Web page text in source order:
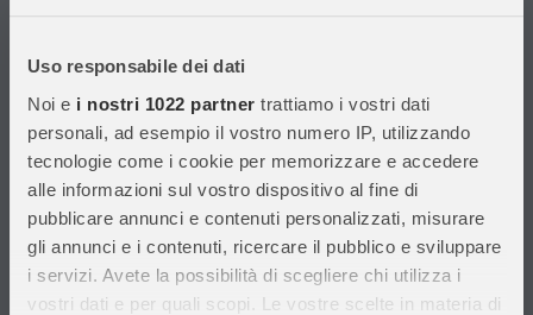
Uso responsabile dei dati
Noi e i nostri 1022 partner trattiamo i vostri dati
personali, ad esempio il vostro numero IP, utilizzando
tecnologie come i cookie per memorizzare e accedere
alle informazioni sul vostro dispositivo al fine di
pubblicare annunci e contenuti personalizzati, misurare
gli annunci e i contenuti, ricercare il pubblico e sviluppare
i servizi. Avete la possibilità di scegliere chi utilizza i
vostri dati e per quali scopi. Le vostre scelte in materia di
soddisfare le esigenze dei clienti.
Informazioni
Assistenza Clienti
Chi siamo
Privacy Policy
Cataloghi
Volantini